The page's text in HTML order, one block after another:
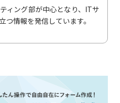
ィング部が中心となり、ITサ
つ情報を発信しています。